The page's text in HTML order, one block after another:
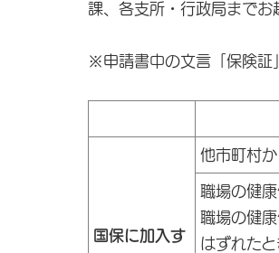
課、各支所・行政局までお
※申請書中の文言「保険証
国保に加入す
他市町村
職場の健
職場の健
はずれたと